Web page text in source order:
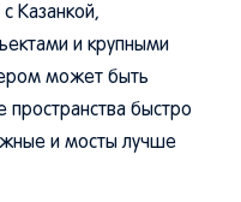
Казанкой,
и крупными
может быть
быстро
и мосты лучше